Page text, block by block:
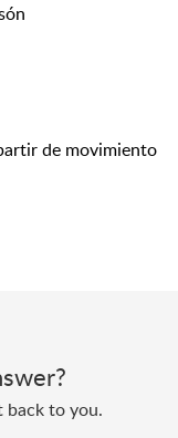
de movimiento
back to you.